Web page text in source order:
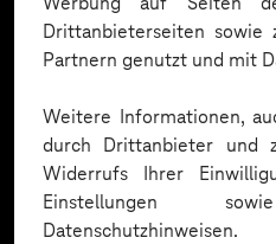
Drittanbieterseiten sowie
Partnern genutzt und mit
Weitere Informationen,
durch Drittanbieter und
Widerrufs Ihrer
Einstellungen
Datenschutzhinweisen.